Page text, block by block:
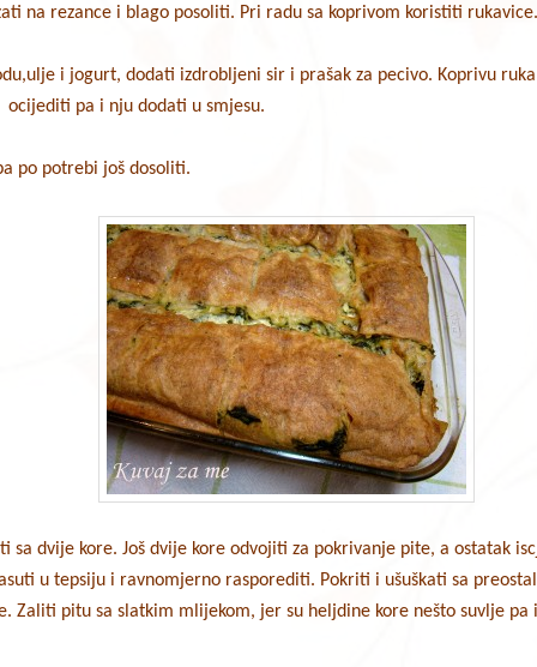
na rezance i blago posoliti. Pri radu sa koprivom koristiti
i jogurt, dodati izdrobljeni sir i prašak za pecivo. Koprivu
pa i nju dodati u smjesu.
po potrebi još dosoliti.
sa dvije kore. Još dvije kore odvojiti za pokrivanje pite, a ostatak
u tepsiju i ravnomjerno rasporediti. Pokriti i ušuškati sa
Zaliti pitu sa slatkim mlijekom, jer su heljdine kore nešto suvlje